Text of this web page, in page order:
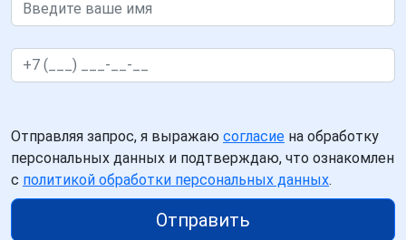
Отправляя запрос, я выражаю согласие на обработку
персональных данных и подтверждаю, что ознакомлен
с политикой обработки персональных данных.
Отправить